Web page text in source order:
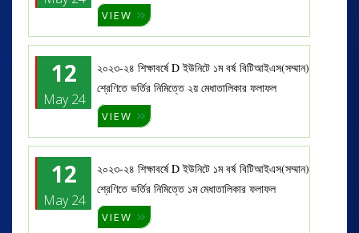
VIEW
12
May 24
২০২৩-২৪ শিক্ষাবর্ষে D ইউনিটে ১ম বর্ষ বিটিআইএস(সম্মান)
শ্রেণিতে ভর্তির নিমিত্তে ২য় মেধাতালিকার ফলাফল
VIEW
12
May 24
২০২৩-২৪ শিক্ষাবর্ষে D ইউনিটে ১ম বর্ষ বিটিআইএস(সম্মান)
শ্রেণিতে ভর্তির নিমিত্তে ১ম মেধাতালিকার ফলাফল
VIEW